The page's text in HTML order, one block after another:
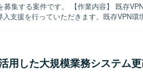
設計・構築・移行を行います。
作業内容】 既存VPN環境から
支援を行っていただきます。既存VPN環
書は整備済みのため、基本的には既存設計
ークだけでなく認
い合わせ対応を含めて柔軟に対応できる方
用した大規模業務システム